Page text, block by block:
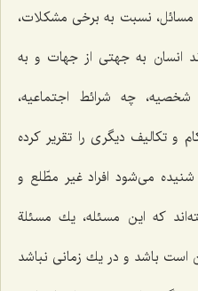
نسبت به برخی مشكلات،
انسان به جهتی از جهات و به
چه شرائط اجتماعیه،
و تكالیف دیگری را تقریر كرده
می‌شود افراد غیر مطّلع و
كه این مسئله، یك مسئلة
باشد و در یك زمانی نباشد